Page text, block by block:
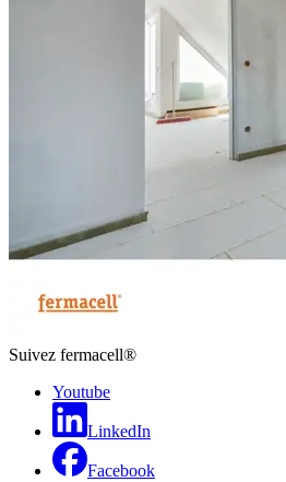
Suivez fermacell®
Youtube
LinkedIn
Facebook